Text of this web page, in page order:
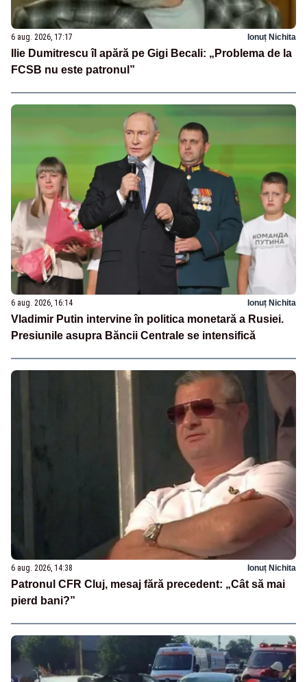
6 aug. 2026, 17:17 Ionuț Nichita
Ilie Dumitrescu îl apără pe Gigi Becali: „Problema de la
FCSB nu este patronul”
6 aug. 2026, 16:14 Ionuț Nichita
Vladimir Putin intervine în politica monetară a Rusiei.
Presiunile asupra Băncii Centrale se intensifică
6 aug. 2026, 14:38 Ionuț Nichita
Patronul CFR Cluj, mesaj fără precedent: „Cât să mai
pierd bani?”